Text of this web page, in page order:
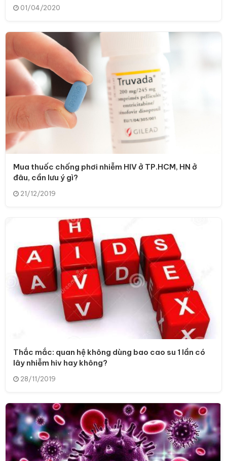
01/04/2020
Mua thuốc chống phơi nhiễm HIV ở TP.HCM, HN ở
đâu, cần lưu ý gì?
21/12/2019
Thắc mắc: quan hệ không dùng bao cao su 1 lần có
lây nhiễm hiv hay không?
28/11/2019